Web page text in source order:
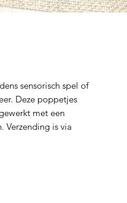
sensorisch spel of
Deze poppetjes
met een
Verzending is via